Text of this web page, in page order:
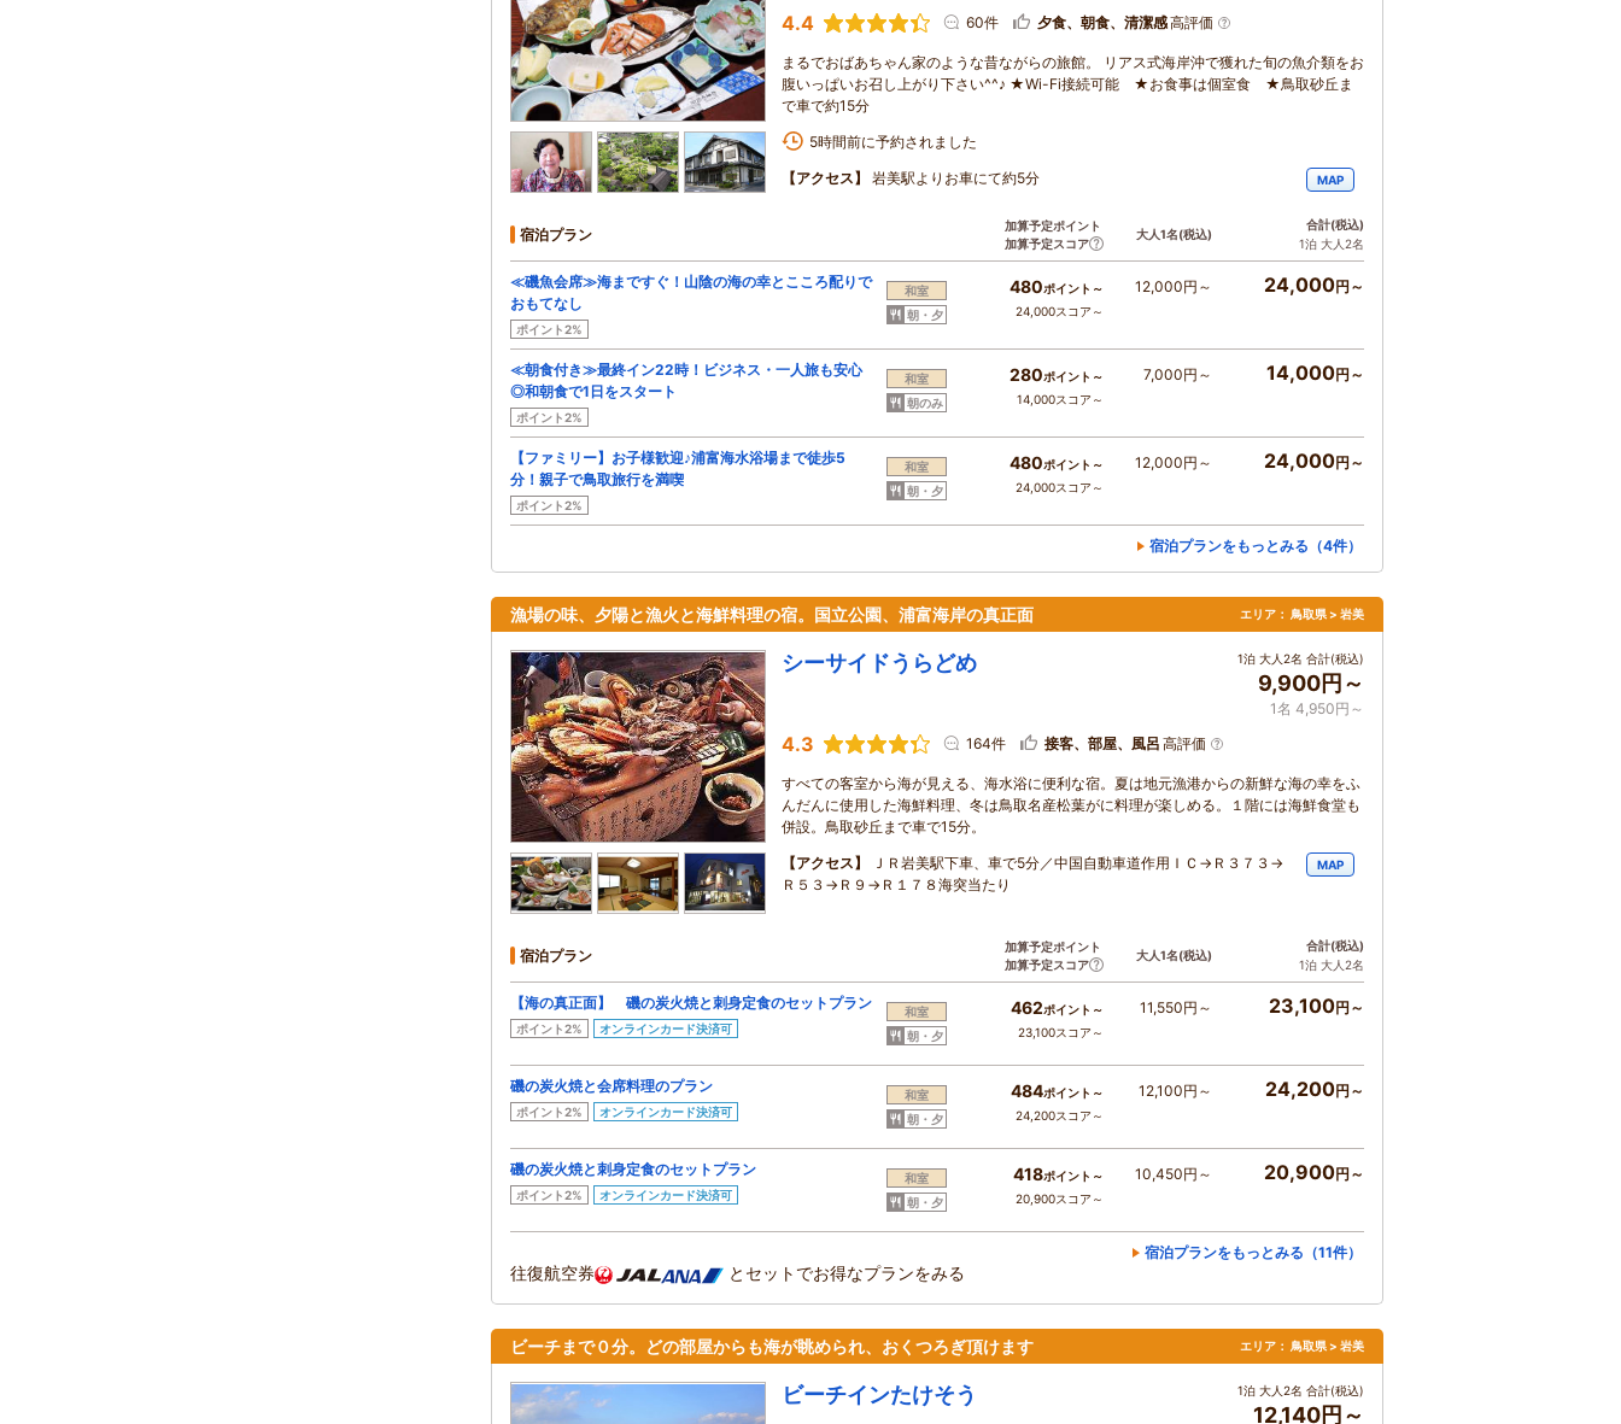
4.4 60件 夕食、朝食、清潔感高評価
まるでおばあちゃん家のような昔ながらの旅館。 リアス式海岸沖で獲れた旬の魚介類をお
腹いっぱいお召し上がり下さい^^♪ ★Wi-Fi接続可能 ★お食事は個室食 ★鳥取砂丘ま
で車で約15分
5時間前に予約されました
【アクセス】
岩美駅よりお車にて約5分 MAP
宿泊プラン
加算予定ポイント
加算予定スコア
大人1名(税込)
合計(税込)
1泊 大人2名
≪磯魚会席≫海まですぐ！山陰の海の幸とこころ配りで
おもてなし
ポイント2%
和室
朝・夕
480ポイント～
24,000スコア～
12,000円～ 24,000円～
≪朝食付き≫最終イン22時！ビジネス・一人旅も安心
◎和朝食で1日をスタート
ポイント2%
和室
朝のみ
280ポイント～
14,000スコア～
7,000円～ 14,000円～
【ファミリー】お子様歓迎♪浦富海水浴場まで徒歩5
分！親子で鳥取旅行を満喫
ポイント2%
和室
朝・夕
480ポイント～
24,000スコア～
12,000円～ 24,000円～
宿泊プランをもっとみる（4件）
漁場の味、夕陽と漁火と海鮮料理の宿。国立公園、浦富海岸の真正面 エリア： 鳥取県 > 岩美
シーサイドうらどめ 1泊 大人2名 合計(税込)
9,900円～
1名 4,950円～
4.3 164件 接客、部屋、風呂 高評価
すべての客室から海が見える、海水浴に便利な宿。夏は地元漁港からの新鮮な海の幸をふ
んだんに使用した海鮮料理、冬は鳥取名産松葉がに料理が楽しめる。１階には海鮮食堂も
併設。鳥取砂丘まで車で15分。
【アクセス】
ＪＲ岩美駅下車、車で5分／中国自動車道作用ＩＣ→Ｒ３７３→
Ｒ５３→Ｒ９→Ｒ１７８海突当たり
MAP
宿泊プラン
加算予定ポイント
加算予定スコア
大人1名(税込)
合計(税込)
1泊 大人2名
【海の真正面】 磯の炭火焼と刺身定食のセットプラン
ポイント2% オンラインカード決済可
和室
朝・夕
462ポイント～
23,100スコア～
11,550円～ 23,100円～
磯の炭火焼と会席料理のプラン
ポイント2% オンラインカード決済可
和室
朝・夕
484ポイント～
24,200スコア～
12,100円～ 24,200円～
磯の炭火焼と刺身定食のセットプラン
ポイント2% オンラインカード決済可
和室
朝・夕
418ポイント～
20,900スコア～
10,450円～ 20,900円～
宿泊プランをもっとみる（11件）
往復航空券 とセットでお得なプランをみる
ビーチまで０分。どの部屋からも海が眺められ、おくつろぎ頂けます エリア： 鳥取県 > 岩美
ビーチインたけそう 1泊 大人2名 合計(税込)
12,140円～